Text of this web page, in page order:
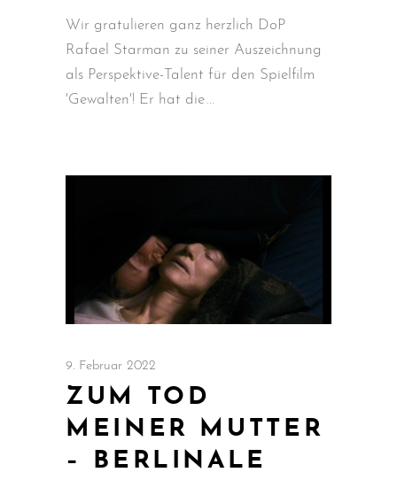
Wir gratulieren ganz herzlich DoP
Rafael Starman zu seiner Auszeichnung
als Perspektive-Talent für den Spielfilm
'Gewalten'! Er hat die
9. Februar 2022
ZUM TOD
MEINER MUTTER
– BERLINALE